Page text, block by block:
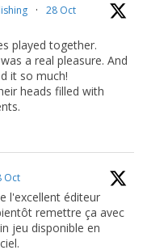
· 28 Oct
played together.
a real pleasure. And
it so much!
heads filled with
Oct
l'excellent éditeur
remettre ça avec
jeu disponible en